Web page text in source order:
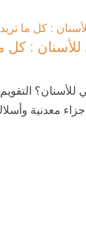
للأسنان : كل
للأسنان؟
معدنية